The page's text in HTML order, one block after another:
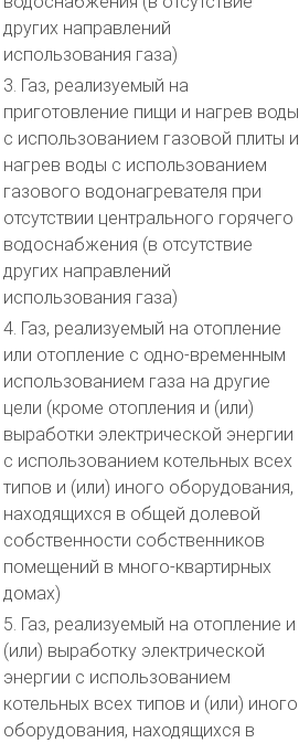
других направлений
использования газа)
3. Газ, реализуемый на
приготовление пищи и нагрев воды
с использованием газовой плиты и
нагрев воды с использованием
газового водонагревателя при
отсутствии центрального горячего
водоснабжения (в отсутствие
других направлений
использования газа)
4. Газ, реализуемый на отопление
или отопление с одно-временным
использованием газа на другие
цели (кроме отопления и (или)
выработки электрической энергии
с использованием котельных всех
типов и (или) иного оборудования,
находящихся в общей долевой
собственности собственников
помещений в много-квартирных
домах)
5. Газ, реализуемый на отопление и
(или) выработку электрической
энергии с использованием
котельных всех типов и (или) иного
оборудования, находящихся в